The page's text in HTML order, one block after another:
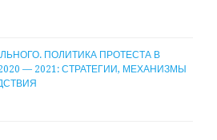
ПОЛИТИКА ПРОТЕСТА В
— 2021: СТРАТЕГИИ, МЕХАНИЗМЫ